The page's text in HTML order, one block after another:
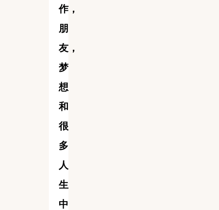
作，
朋
友，
梦
想
和
很
多
人
生
中